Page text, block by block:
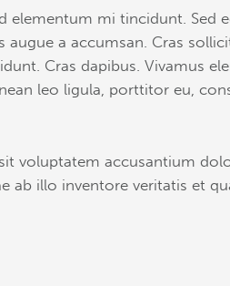
elementum mi tincidunt. Sed
augue a accumsan. Cras
Cras dapibus. Vivamus
leo ligula, porttitor eu,
voluptatem accusantium
ab illo inventore veritatis et